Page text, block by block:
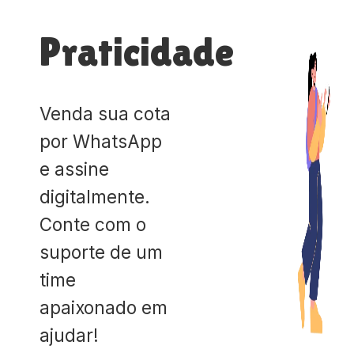
Praticidade
Venda sua cota
por WhatsApp
e assine
digitalmente.
Conte com o
suporte de um
time
apaixonado em
ajudar!